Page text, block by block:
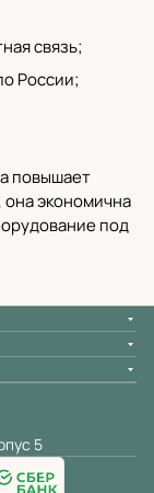
связь;
России;
повышает
она экономична
под
5